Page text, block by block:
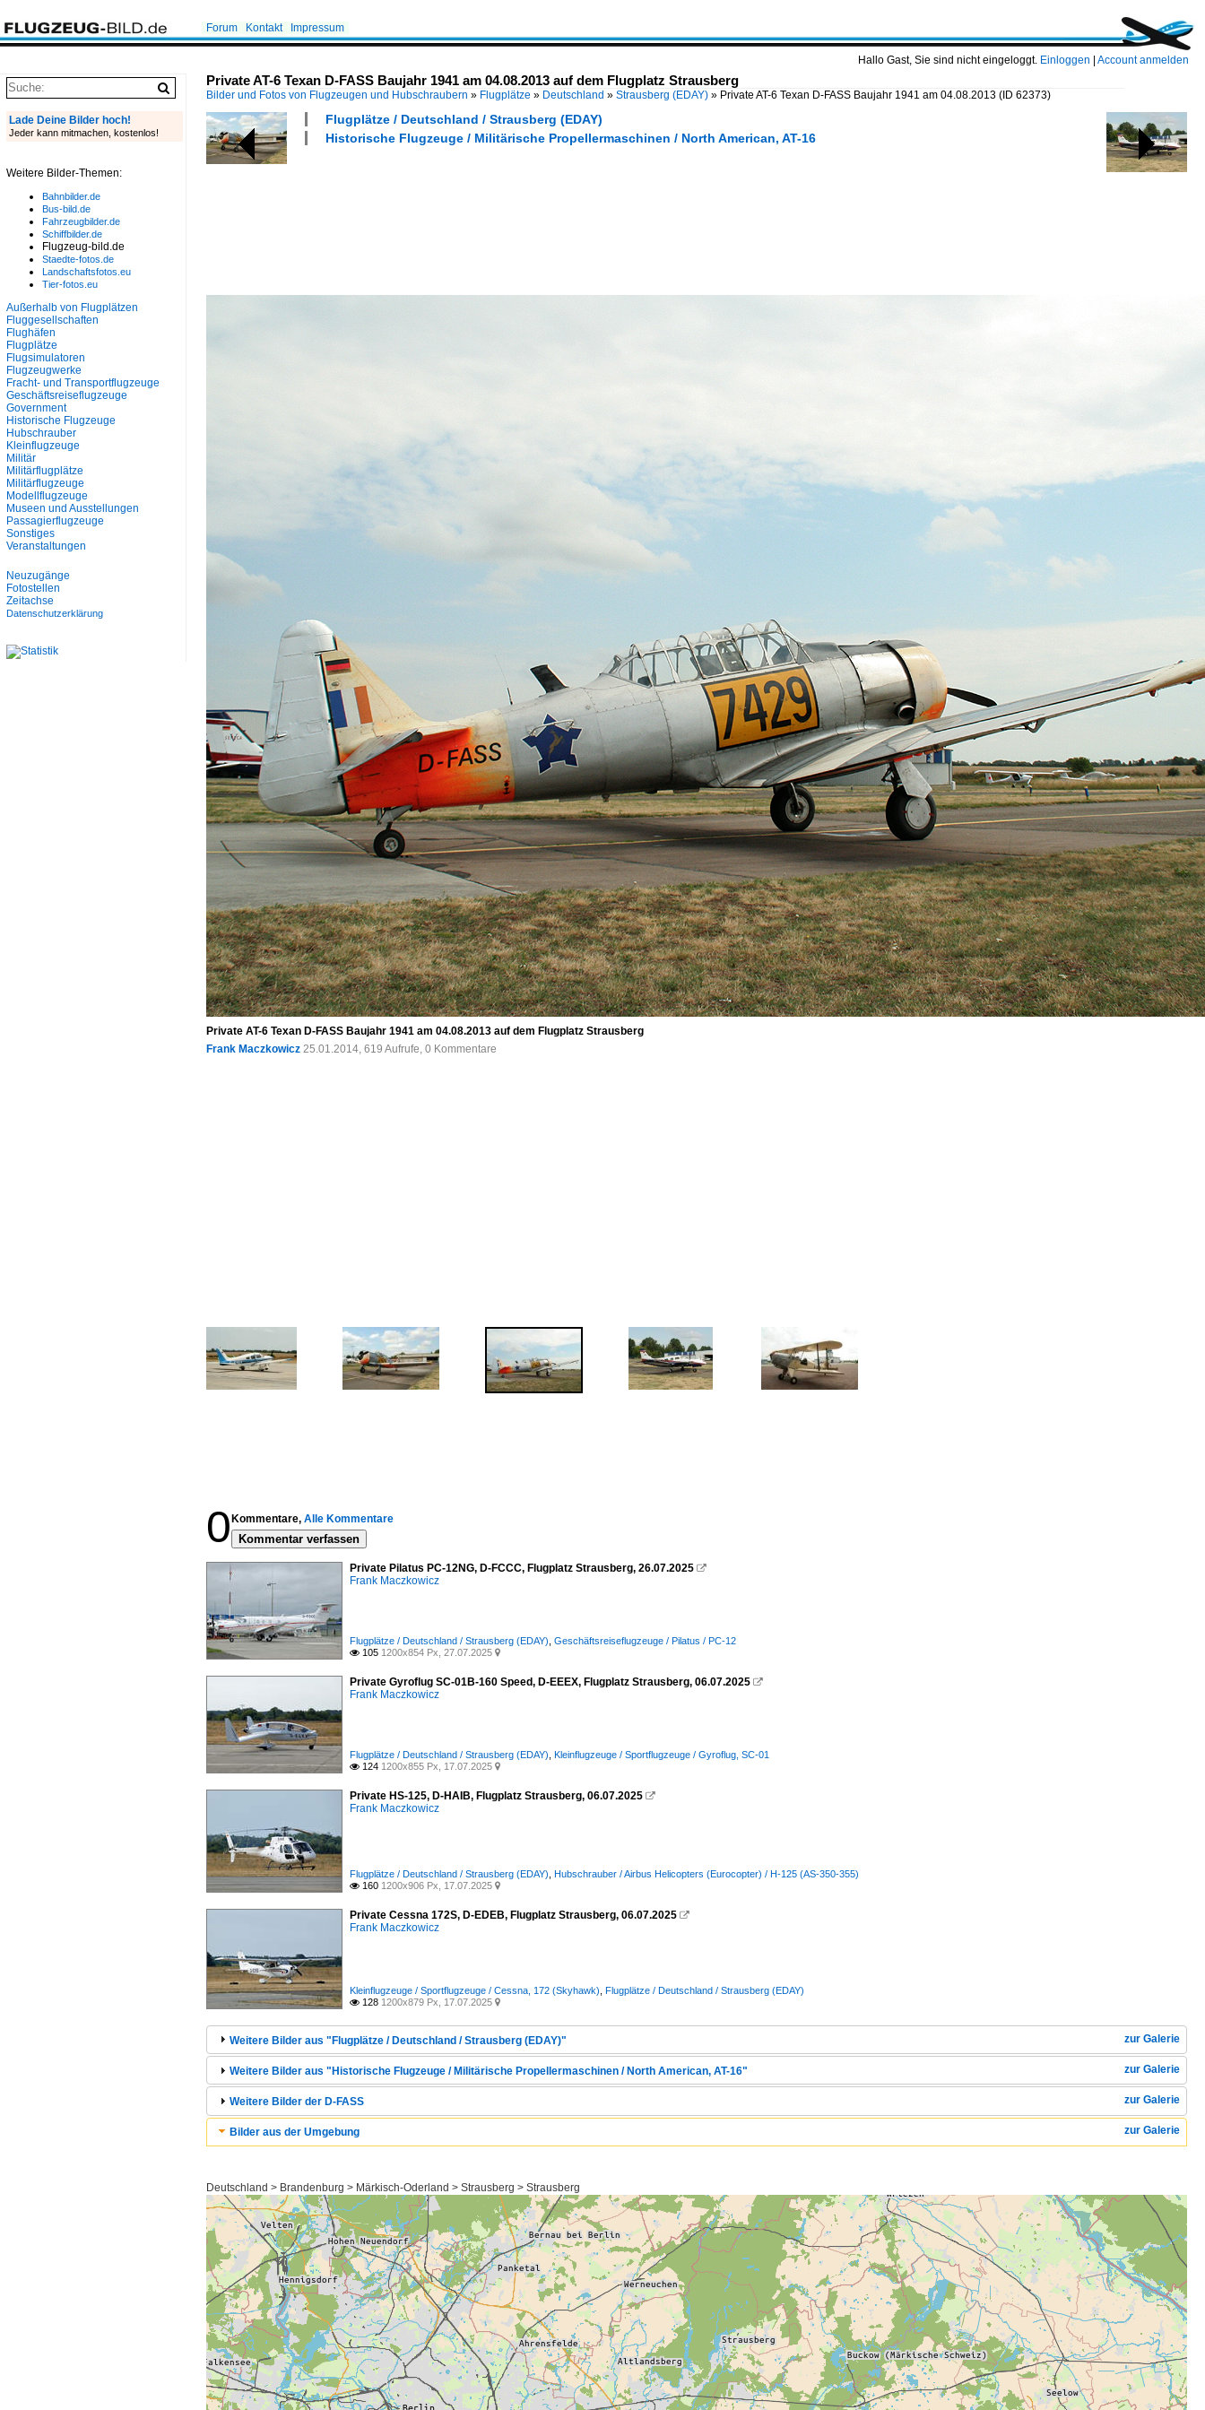
Hallo Gast, Sie sind nicht eingeloggt. Einloggen Account anmelden
Forum Kontakt Impressum
Private AT-6 Texan D-FASS Baujahr 1941 am 04.08.2013 auf dem Flugplatz Strausberg
Bilder und Fotos von Flugzeugen und Hubschraubern » Flugplätze » Deutschland » Strausberg (EDAY) » Private AT-6 Texan D-FASS Baujahr 1941 am 04.08.2013 (ID 62373)
Flugplätze / Deutschland / Strausberg (EDAY)
Historische Flugzeuge / Militärische Propellermaschinen / North American, AT-16
Private AT-6 Texan D-FASS Baujahr 1941 am 04.08.2013 auf dem Flugplatz Strausberg
Frank Maczkowicz 25.01.2014, 619 Aufrufe, 0 Kommentare
0 Kommentare, Alle Kommentare
Kommentar verfassen
Private Pilatus PC-12NG, D-FCCC, Flugplatz Strausberg, 26.07.2025 
Frank Maczkowicz
Flugplätze / Deutschland / Strausberg (EDAY) Geschäftsreiseflugzeuge / Pilatus / PC-12
 105 1200x854 Px, 27.07.2025 
Private Gyroflug SC-01B-160 Speed, D-EEEX, Flugplatz Strausberg, 06.07.2025 
Frank Maczkowicz
Flugplätze / Deutschland / Strausberg (EDAY) Kleinflugzeuge / Sportflugzeuge / Gyroflug, SC-01
 124 1200x855 Px, 17.07.2025 
Private HS-125, D-HAIB, Flugplatz Strausberg, 06.07.2025 
Frank Maczkowicz
Flugplätze / Deutschland / Strausberg (EDAY) Hubschrauber / Airbus Helicopters (Eurocopter) / H-125 (AS-350-355)
 160 1200x906 Px, 17.07.2025 
Private Cessna 172S, D-EDEB, Flugplatz Strausberg, 06.07.2025 
Frank Maczkowicz
Kleinflugzeuge / Sportflugzeuge / Cessna, 172 (Skyhawk) Flugplätze / Deutschland / Strausberg (EDAY)
 128 1200x879 Px, 17.07.2025 
zur Galerie
Weitere Bilder aus "Flugplätze / Deutschland / Strausberg (EDAY)"
zur Galerie
Weitere Bilder aus "Historische Flugzeuge / Militärische Propellermaschinen / North American, AT-16"
zur Galerie
Weitere Bilder der D-FASS
zur Galerie
Bilder aus der Umgebung
Deutschland > Brandenburg > Märkisch-Oderland > Strausberg > Strausberg
Lade Deine Bilder hoch!
Jeder kann mitmachen, kostenlos!
Weitere Bilder-Themen:
Bahnbilder.de
Bus-bild.de
Fahrzeugbilder.de
Schiffbilder.de
Flugzeug-bild.de
Staedte-fotos.de
Landschaftsfotos.eu
Tier-fotos.eu
Außerhalb von Flugplätzen
Fluggesellschaften
Flughäfen
Flugplätze
Flugsimulatoren
Flugzeugwerke
Fracht- und Transportflugzeuge
Geschäftsreiseflugzeuge
Government
Historische Flugzeuge
Hubschrauber
Kleinflugzeuge
Militär
Militärflugplätze
Militärflugzeuge
Modellflugzeuge
Museen und Ausstellungen
Passagierflugzeuge
Sonstiges
Veranstaltungen
Neuzugänge
Fotostellen
Zeitachse
Datenschutzerklärung